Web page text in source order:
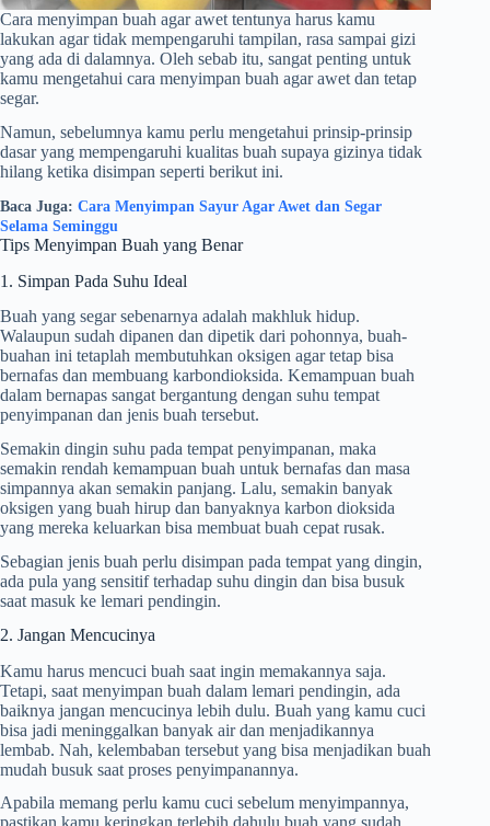
Cara menyimpan buah agar awet tentunya harus kamu
lakukan agar tidak mempengaruhi tampilan, rasa sampai gizi
yang ada di dalamnya. Oleh sebab itu, sangat penting untuk
kamu mengetahui cara menyimpan buah agar awet dan tetap
segar.
Namun, sebelumnya kamu perlu mengetahui prinsip-prinsip
dasar yang mempengaruhi kualitas buah supaya gizinya tidak
hilang ketika disimpan seperti berikut ini.
Baca Juga: Cara Menyimpan Sayur Agar Awet dan Segar
Selama Seminggu
Tips Menyimpan Buah yang Benar
1. Simpan Pada Suhu Ideal
Buah yang segar sebenarnya adalah makhluk hidup.
Walaupun sudah dipanen dan dipetik dari pohonnya, buah-
buahan ini tetaplah membutuhkan oksigen agar tetap bisa
bernafas dan membuang karbondioksida. Kemampuan buah
dalam bernapas sangat bergantung dengan suhu tempat
penyimpanan dan jenis buah tersebut.
Semakin dingin suhu pada tempat penyimpanan, maka
semakin rendah kemampuan buah untuk bernafas dan masa
simpannya akan semakin panjang. Lalu, semakin banyak
oksigen yang buah hirup dan banyaknya karbon dioksida
yang mereka keluarkan bisa membuat buah cepat rusak.
Sebagian jenis buah perlu disimpan pada tempat yang dingin,
ada pula yang sensitif terhadap suhu dingin dan bisa busuk
saat masuk ke lemari pendingin.
2. Jangan Mencucinya
Kamu harus mencuci buah saat ingin memakannya saja.
Tetapi, saat menyimpan buah dalam lemari pendingin, ada
baiknya jangan mencucinya lebih dulu. Buah yang kamu cuci
bisa jadi meninggalkan banyak air dan menjadikannya
lembab. Nah, kelembaban tersebut yang bisa menjadikan buah
mudah busuk saat proses penyimpanannya.
Apabila memang perlu kamu cuci sebelum menyimpannya,